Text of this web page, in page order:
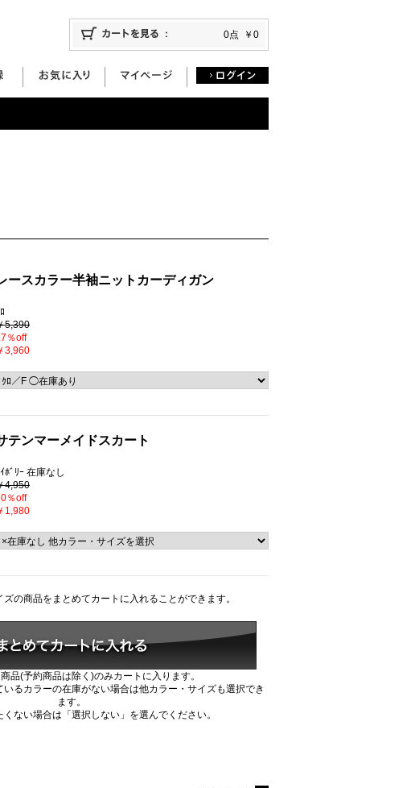
0点 ￥0
ースカラー半袖ニットカーディガン
5,390
％off
3,960
テンマーメイドスカート
ﾎﾞﾘｰ 在庫なし
4,950
％off
1,980
の商品をまとめてカートに入れることができます。
品(予約商品は除く)のみカートに入ります。
いるカラーの在庫がない場合は他カラー・サイズも選択でき
ます。
くない場合は「選択しない」を選んでください。